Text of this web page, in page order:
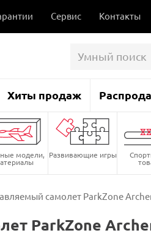
Сервис Контакты
Хиты продаж
модели, Развивающие игры
самолет ParkZone
ParkZone